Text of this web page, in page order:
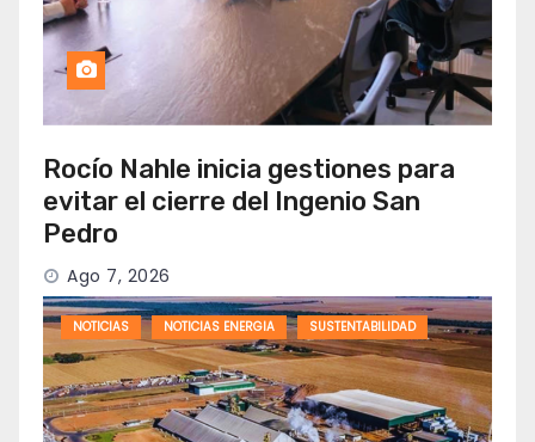
Rocío Nahle inicia gestiones para
evitar el cierre del Ingenio San
Pedro
Ago 7, 2026
NOTICIAS NOTICIAS ENERGIA SUSTENTABILIDAD